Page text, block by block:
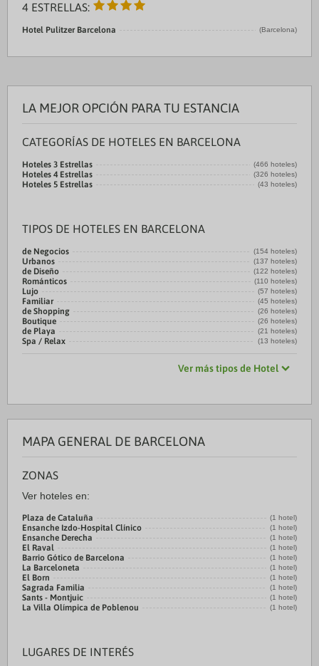
4 ESTRELLAS:
Hotel Pulitzer Barcelona (Barcelona)
LA MEJOR OPCIÓN PARA TU ESTANCIA
CATEGORÍAS DE HOTELES EN BARCELONA
Hoteles 3 Estrellas (466 hoteles)
Hoteles 4 Estrellas (326 hoteles)
Hoteles 5 Estrellas (43 hoteles)
TIPOS DE HOTELES EN BARCELONA
de Negocios (154 hoteles)
Urbanos (137 hoteles)
de Diseño (122 hoteles)
Románticos (110 hoteles)
Lujo (57 hoteles)
Familiar (45 hoteles)
de Shopping (26 hoteles)
Boutique (26 hoteles)
de Playa (21 hoteles)
Spa / Relax (13 hoteles)
Ver más tipos de Hotel
MAPA GENERAL DE BARCELONA
ZONAS
Ver hoteles en:
Plaza de Cataluña (1 hotel)
Ensanche Izdo-Hospital Clínico (1 hotel)
Ensanche Derecha (1 hotel)
El Raval (1 hotel)
Barrio Gótico de Barcelona (1 hotel)
La Barceloneta (1 hotel)
El Born (1 hotel)
Sagrada Familia (1 hotel)
Sants - Montjuic (1 hotel)
La Villa Olímpica de Poblenou (1 hotel)
LUGARES DE INTERÉS